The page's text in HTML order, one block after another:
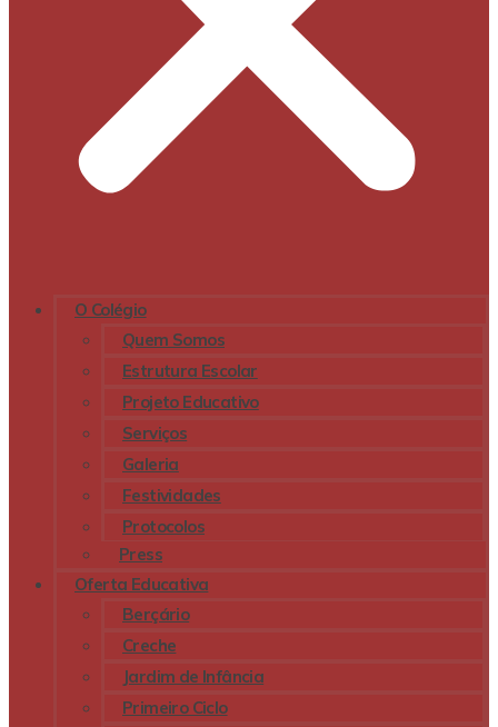
O Colégio
Quem Somos
Estrutura Escolar
Projeto Educativo
Serviços
Galeria
Festividades
Protocolos
Press
Oferta Educativa
Berçário
Creche
Jardim de Infância
Primeiro Ciclo